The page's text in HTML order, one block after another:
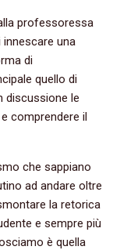
professoressa
una
di
quello di
discussione le
comprendere il
che sappiano
ad andare oltre
la retorica
e sempre più
è quella